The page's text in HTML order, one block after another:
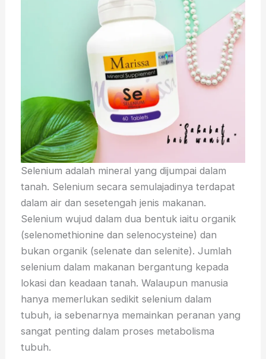
Selenium adalah mineral yang dijumpai dalam
tanah. Selenium secara semulajadinya terdapat
dalam air dan sesetengah jenis makanan.
Selenium wujud dalam dua bentuk iaitu organik
(selenomethionine dan selenocysteine) dan
bukan organik (selenate dan selenite). Jumlah
selenium dalam makanan bergantung kepada
lokasi dan keadaan tanah. Walaupun manusia
hanya memerlukan sedikit selenium dalam
tubuh, ia sebenarnya memainkan peranan yang
sangat penting dalam proses metabolisma
tubuh.